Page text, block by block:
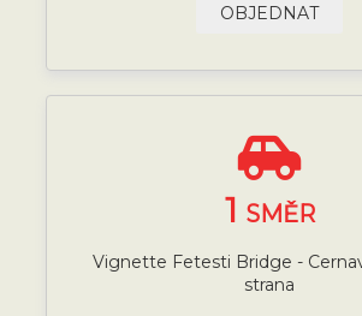
OBJEDNAT
1 SMĚR
Vignette Fetesti Bridge -
strana